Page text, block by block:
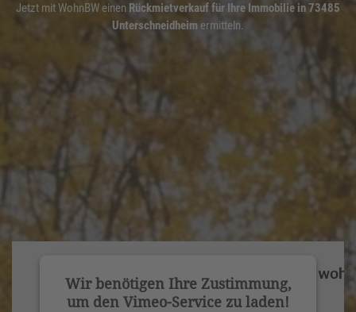
Jetzt mit WohnBW einen Rückmietverkauf für Ihre Immobilie in 73485
Unterschneidheimermitteln.
Wir benötigen Ihre Zustimmung,
um den Vimeo-Service zu laden!